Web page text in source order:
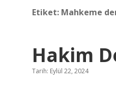
Etiket: Mahkeme
Hakim
Tarih: Eylül 22, 2024